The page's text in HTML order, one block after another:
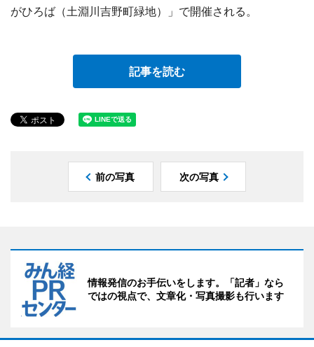
がひろば（土淵川吉野町緑地）」で開催される。
記事を読む
前の写真 次の写真
情報発信のお手伝いをします。「記者」なら
ではの視点で、文章化・写真撮影も行います